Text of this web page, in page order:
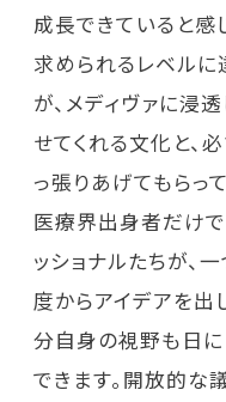
成長できていると感
求められるレベルに
が、メディヴァに浸
せてくれる文化と、
っ張りあげてもらっ
医療界出身者だけで
ッショナルたちが、
度からアイデアを出
分自身の視野も日
できます。開放的な